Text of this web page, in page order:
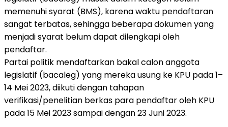
memenuhi syarat (BMS), karena waktu pendaftaran
sangat terbatas, sehingga beberapa dokumen yang
menjadi syarat belum dapat dilengkapi oleh
pendaftar.
Partai politik mendaftarkan bakal calon anggota
legislatif (bacaleg) yang mereka usung ke KPU pada 1–
14 Mei 2023, diikuti dengan tahapan
verifikasi/penelitian berkas para pendaftar oleh KPU
pada 15 Mei 2023 sampai dengan 23 Juni 2023.